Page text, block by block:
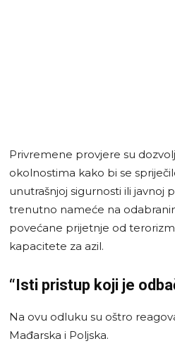
Privremene provjere su
okolnostima kako bi se
unutrašnjoj sigurnosti ili javnoj
trenutno nameće na
povećane prijetnje od
kapacitete za azil.
“Isti pristup koji je
Na ovu odluku su oštro
Mađarska i Poljska.